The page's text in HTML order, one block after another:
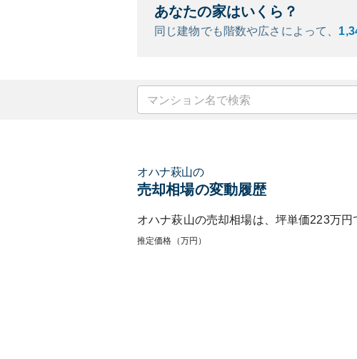
あなたの家はいくら？
同じ建物でも階数や広さによって、
オハナ萩山の
売却相場の変動履歴
オハナ萩山の売却相場は、坪単価223万円
推定価格（万円）